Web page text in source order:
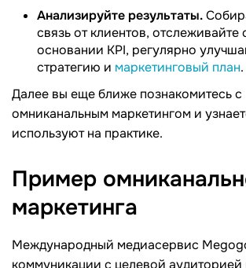
Анализируйте результаты.
связь от клиентов, отслеживайте
основании KPI, регулярно
стратегию и маркетинговый план.
Далее вы еще ближе познакомитесь с
омниканальным маркетингом и
используют на практике.
Пример
маркетинга
Международный медиасервис
коммуникации с целевой аудиторией